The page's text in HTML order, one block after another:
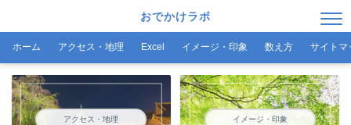
おでかけラボ
ホーム アクセス・地理 Excel イメージ・印象 数え方 サイトマ
アクセス・地理 イメージ・印象